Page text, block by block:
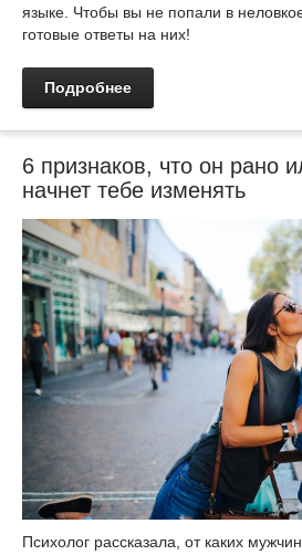
языке. Чтобы вы не попали в
готовые ответы на них!
Подробнее
6 признаков, что он рано
начнет тебе изменять
Психолог рассказала, от каких